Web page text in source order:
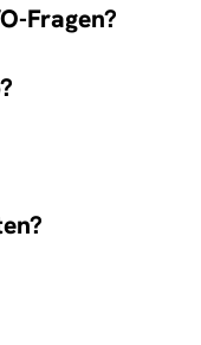
Fragen?